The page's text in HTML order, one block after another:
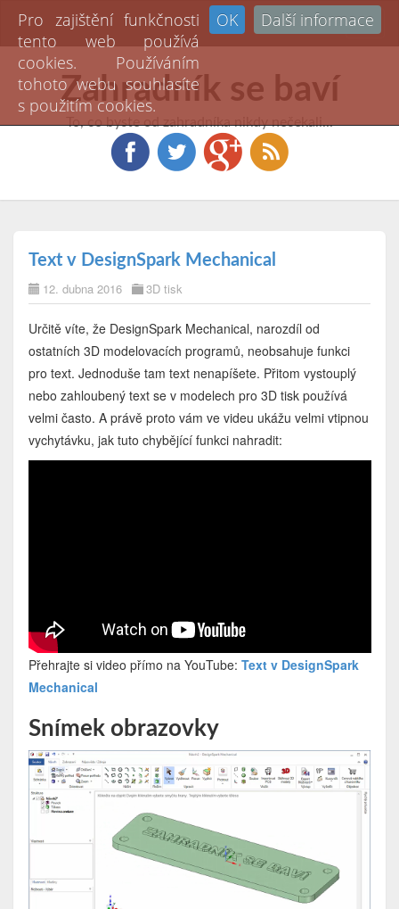
Zahradník se baví
To, co byste od zahradníka nikdy nečekali...
Text v DesignSpark Mechanical
12. dubna 2016 3D tisk
Určitě víte, že DesignSpark Mechanical, narozdíl od
ostatních 3D modelovacích programů, neobsahuje funkci
pro text. Jednoduše tam text nenapíšete. Přitom vystouplý
nebo zahloubený text se v modelech pro 3D tisk používá
velmi často. A právě proto vám ve videu ukážu velmi vtipnou
vychytávku, jak tuto chybějící funkci nahradit:
Přehrajte si video přímo na YouTube: Text v DesignSpark
Mechanical
Snímek obrazovky
Pro zajištění funkčnosti
tento web používá
cookies. Používáním
tohoto webu souhlasíte
s použitím cookies.
OK Další informace